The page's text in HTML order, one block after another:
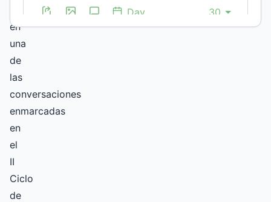
intervinieron
en
una
de
las
conversaciones
enmarcadas
en
el
II
Ciclo
de